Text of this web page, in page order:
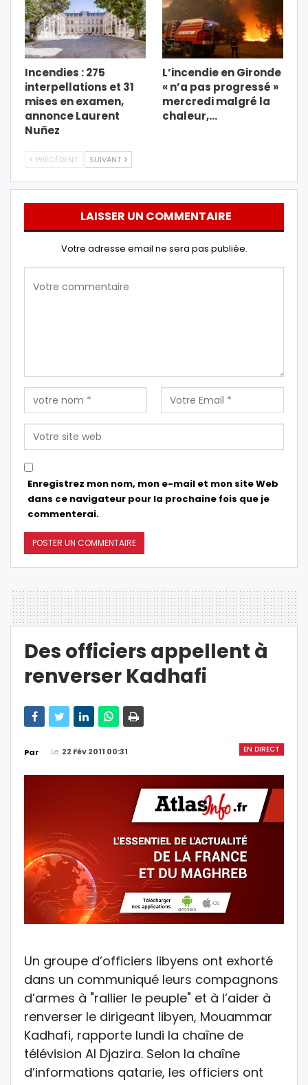
Incendies : 275
interpellations et 31
mises en examen,
annonce Laurent
Nuñez
L’incendie en Gironde
« n’a pas progressé »
mercredi malgré la
chaleur,…
PRÉCÉDENT SUIVANT
LAISSER UN COMMENTAIRE
Votre adresse email ne sera pas publiée.
Enregistrez mon nom, mon e-mail et mon site Web
dans ce navigateur pour la prochaine fois que je
commenterai.
Des officiers appellent à
renverser Kadhafi
EN DIRECT
Par Le 22 Fév 2011 00:31
Un groupe d’officiers libyens ont exhorté
dans un communiqué leurs compagnons
d’armes à "rallier le peuple" et à l’aider à
renverser le dirigeant libyen, Mouammar
Kadhafi, rapporte lundi la chaîne de
télévision Al Djazira. Selon la chaîne
d’informations qatarie, les officiers ont